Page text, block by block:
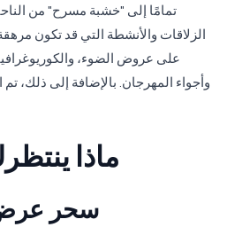
تمامًا إلى "خشبة مسرح" من
الزلاقات والأنشطة التي قد تكون
على عروض الضوء، والكوريوغرافيا
وأجواء المهرجان. بالإضافة إلى ذلك،
ماذا
سحر عرض